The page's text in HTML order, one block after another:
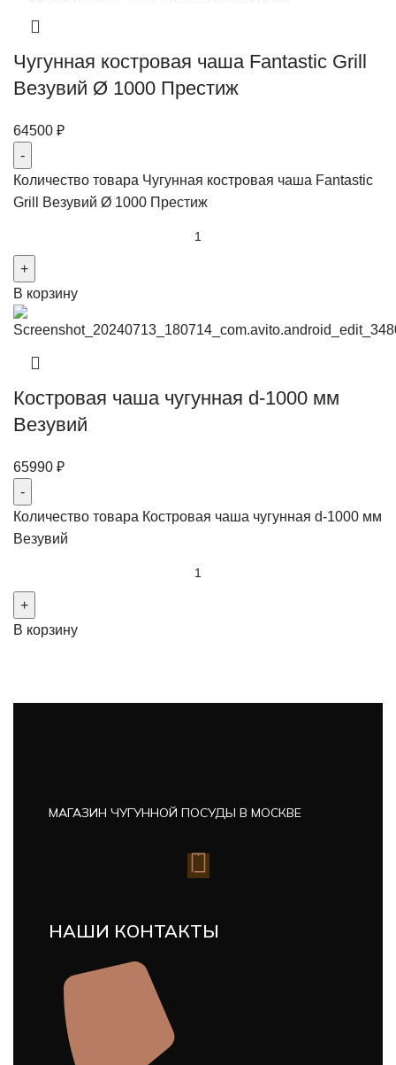
Чугунная костровая чаша Fantastic Grill
Везувий Ø 1000 Престиж
64500 ₽
Количество товара Чугунная костровая чаша Fantastic
Grill Везувий Ø 1000 Престиж
В корзину
Костровая чаша чугунная d-1000 мм
Везувий
65990 ₽
Количество товара Костровая чаша чугунная d-1000 мм
Везувий
В корзину
МАГАЗИН ЧУГУННОЙ ПОСУДЫ В МОСКВЕ
НАШИ КОНТАКТЫ